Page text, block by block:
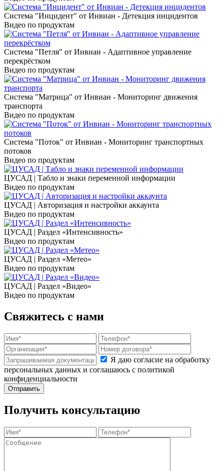
Система "Инцидент" от Инвиан - Детекция инцидентов
Видео по продуктам
Система "Петля" от Инвиан - Адаптивное управление
перекрёстком
Видео по продуктам
Система "Матрица" от Инвиан - Мониторинг движения
транспорта
Видео по продуктам
Система "Поток" от Инвиан - Мониторинг транспортных
потоков
Видео по продуктам
ЦУСАД | Табло и знаки переменной информации
Видео по продуктам
ЦУСАД | Авторизация и настройки аккаунта
Видео по продуктам
ЦУСАД | Раздел «Интенсивность»
Видео по продуктам
ЦУСАД | Раздел «Метео»
Видео по продуктам
ЦУСАД | Раздел «Видео»
Видео по продуктам
Свяжитесь с нами
Я даю согласие на обработку
персональных данных и соглашаюсь с политикой
конфиденциальности
Получить консультацию